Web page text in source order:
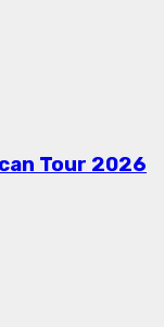
Tour 2026